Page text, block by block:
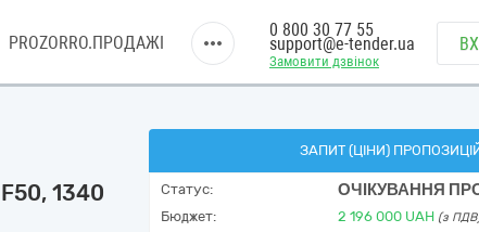
PROZORRO.ПРОДАЖІ
Замовити дзвінок
0 800 30 77 55
support@e-tender.ua
1340
ЗАПИТ (ЦІНИ)
Статус: ОЧІКУВАННЯ
Бюджет: 2 196 000 UAH (з